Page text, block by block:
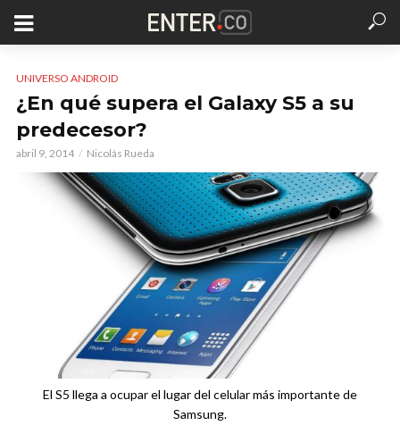
UNIVERSO ANDROID
¿En qué supera el Galaxy S5 a su
predecesor?
abril 9, 2014 Nicolás Rueda
El S5 llega a ocupar el lugar del celular más importante de
Samsung.